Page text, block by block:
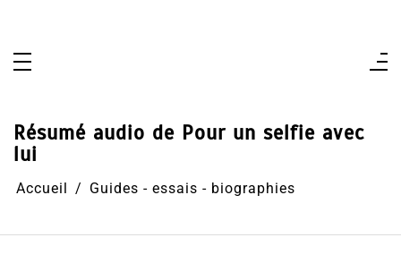
Résumé audio de Pour un selfie avec
lui
Accueil Guides - essais - biographies